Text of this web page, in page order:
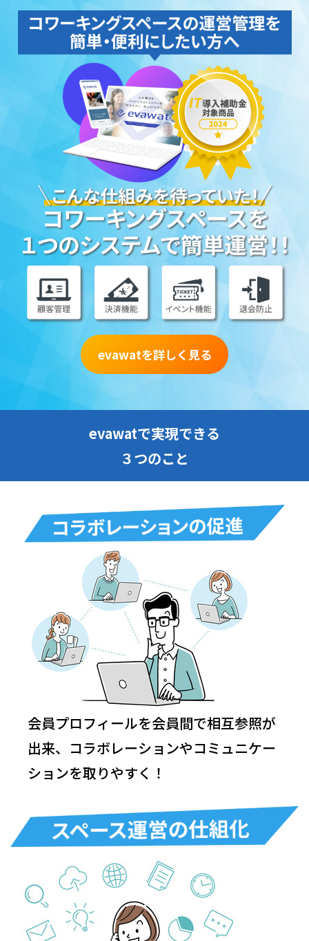
evawatを詳しく見る
evawatで実現できる
３つのこと
会員プロフィールを会員間で相互参照が
出来、コラボレーションやコミュニケー
ションを取りやすく！